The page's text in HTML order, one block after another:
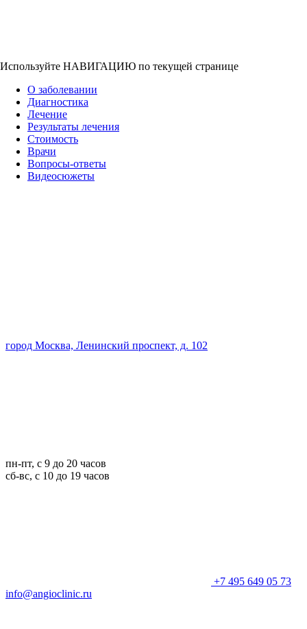
город Москва, Ленинский проспект, д. 102
пн-пт, с 9 до 20 часов
сб-вс, с 10 до 19 часов
+7 495 649 05 73
info@angioclinic.ru
Используйте НАВИГАЦИЮ по текущей странице
О заболевании
Диагностика
Лечение
Результаты лечения
Стоимость
Врачи
Вопросы-ответы
Видеосюжеты